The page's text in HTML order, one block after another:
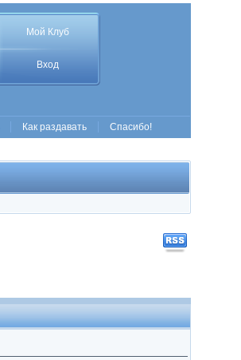
Мой Клуб
Вход
Как раздавать Спасибо!